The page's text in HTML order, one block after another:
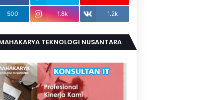
500 1.8k 1.2k
TEKNOLOGI NUSANTARA